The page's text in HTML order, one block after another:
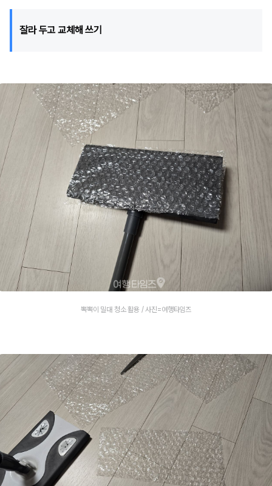
잘라 두고 교체해 쓰기
뽁뽁이 밀대 청소 활용 / 사진=여행타임즈